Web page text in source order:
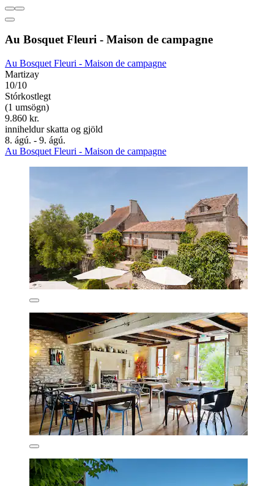
Au Bosquet Fleuri - Maison de campagne
Au Bosquet Fleuri - Maison de campagne
Martizay
10/10
Stórkostlegt
(1 umsögn)
9.860 kr.
inniheldur skatta og gjöld
8. ágú. - 9. ágú.
Au Bosquet Fleuri - Maison de campagne